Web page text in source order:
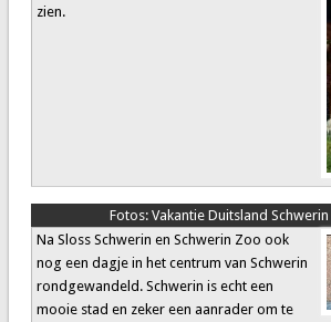
zien.
Fotos: Vakantie Duitsland
Na Sloss Schwerin en Schwerin Zoo ook
nog een dagje in het centrum van Schwerin
rondgewandeld. Schwerin is echt een
mooie stad en zeker een aanrader om te